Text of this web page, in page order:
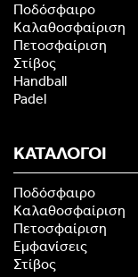
Ποδόσφαιρο
Καλαθοσφαίριση
Πετοσφαίριση
Στίβος
Handball
Padel
ΚΑΤΑΛΟΓΟΙ
Ποδόσφαιρο
Καλαθοσφαίριση
Πετοσφαίριση
Εμφανίσεις
Στίβος